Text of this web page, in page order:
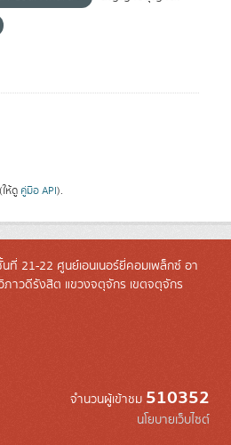
(ให้ดู คู่มือ API).
ที่ 21-22 ศูนย์เอนเนอร์ยี่คอมเพล็กซ์ อา
าวดีรังสิต แขวงจตุจักร เขตจตุจักร
จำนวนผู้เข้าชม 510352
นโยบายเว็บไซต์